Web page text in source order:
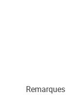
Remarques